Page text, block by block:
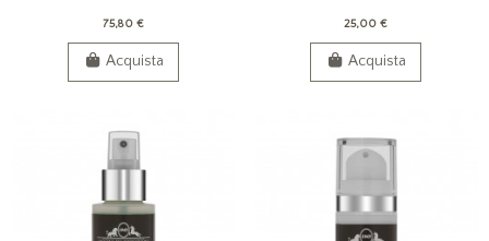
75,80 €
Acquista
25,00 €
Acquista